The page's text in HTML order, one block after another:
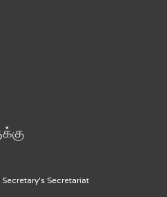
Secretary's Secretariat